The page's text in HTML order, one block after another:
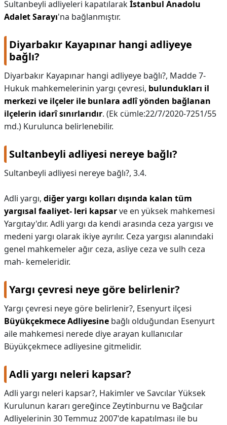
Sultanbeyli adliyeleri kapatılarakİstanbul Anadolu
Adalet Sarayı'na bağlanmıştır.
Diyarbakır Kayapınar hangi adliyeye
bağlı?
Diyarbakır Kayapınar hangi adliyeye bağlı?, Madde 7-
Hukuk mahkemelerinin yargı çevresi, bulundukları il
merkezi ve ilçeler ile bunlara adlî yönden bağlanan
ilçelerin idarî sınırlarıdır. (Ek cümle:22/7/2020-7251/55
md.) Kurulunca belirlenebilir.
Sultanbeyli adliyesi nereye bağlı?
Sultanbeyli adliyesi nereye bağlı?, 3.4.
Adli yargı, diğer yargı kolları dışında kalan tüm
yargısal faaliyet- leri kapsarve en yüksek mahkemesi
Yargıtay'dır. Adli yargı da kendi arasında ceza yargısı ve
medeni yargı olarak ikiye ayrılır. Ceza yargısı alanındaki
genel mahkemeler ağır ceza, asliye ceza ve sulh ceza
mah- kemeleridir.
Yargı çevresi neye göre belirlenir?
Yargı çevresi neye göre belirlenir?, Esenyurt ilçesi
Büyükçekmece Adliyesine bağlı olduğundan Esenyurt
aile mahkemesi nerede diye arayan kullanıcılar
Büyükçekmece adliyesine gitmelidir.
Adli yargı neleri kapsar?
Adli yargı neleri kapsar?, Hakimler ve Savcılar Yüksek
Kurulunun kararı gereğince Zeytinburnu ve Bağcılar
Adliyelerinin 30 Temmuz 2007'de kapatılması ile bu